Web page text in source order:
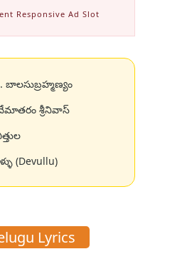
Responsive Ad Slot
బాలసుబ్రహ్మణ్యం
శ్రీనివాస్
(Devullu)
Lyrics